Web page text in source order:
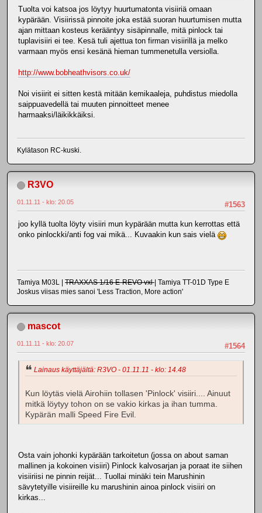
Tuolta voi katsoa jos löytyy huurtumatonta visiiriä omaan
kypärään. Visiirissä pinnoite joka estää suoran huurtumisen mutta
ajan mittaan kosteus kerääntyy sisäpinnalle, mitä pinlock tai
tuplavisiiri ei tee. Kesä tuli ajettua ton firman visiirillä ja melko
varmaan myös ensi kesänä hieman tummenetulla versiolla.
http://www.bobheathvisors.co.uk/
Noi visiirit ei sitten kestä mitään kemikaaleja, puhdistus miedolla
saippuavedellä tai muuten pinnoitteet menee
harmaaksi/läikikkäiksi.
Kylätason RC-kuski.
R3VO
#1563
01.11.11 - klo: 20.05
joo kyllä tuolta löyty visiiri mun kypärään mutta kun kerrottas että
onko pinlockki/anti fog vai mikä... Kuvaakin kun sais vielä
Tamiya M03L | TRAXXAS 1/16 E-REVO vxl| Tamiya TT-01D Type E
Joskus viisas mies sanoi 'Less Traction, More action'
mascot
#1564
01.11.11 - klo: 20.07
Lainaus käyttäjältä: R3VO - 01.11.11 - klo: 14.48
Kun löytäs vielä Airohiin tollasen 'Pinlock' visiiri.... Ainuut
mitkä löytyy tohon on se vakio kirkas ja ihan tumma.
Kypärän malli Speed Fire Evil.
Osta vain johonki kypärään tarkoitetun (jossa on about saman
mallinen ja kokoinen visiiri) Pinlock kalvosarjan ja poraat ite siihen
visiiriisi ne pinnin reijät... Tuollai minäki tein Marushinin
sävytetyille visiireille ku marushinin ainoa pinlock visiiri on
kirkas...